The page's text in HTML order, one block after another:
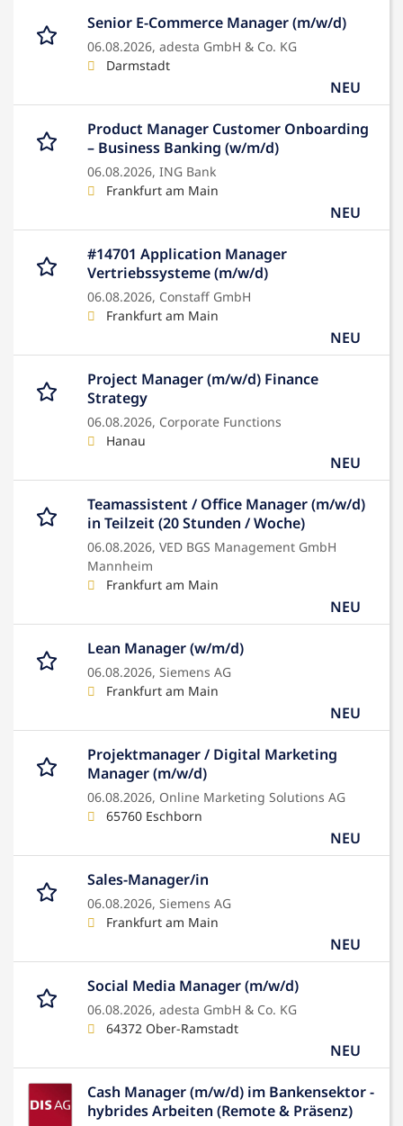
Senior E-Commerce Manager (m/w/d)
06.08.2026, adesta GmbH & Co. KG
Darmstadt
NEU
Product Manager Customer Onboarding
– Business Banking (w/m/d)
06.08.2026, ING Bank
Frankfurt am Main
NEU
#14701 Application Manager
Vertriebssysteme (m/w/d)
06.08.2026, Constaff GmbH
Frankfurt am Main
NEU
Project Manager (m/w/d) Finance
Strategy
06.08.2026, Corporate Functions
Hanau
NEU
Teamassistent / Office Manager (m/w/d)
in Teilzeit (20 Stunden / Woche)
06.08.2026, VED BGS Management GmbH
Mannheim
Frankfurt am Main
NEU
Lean Manager (w/m/d)
06.08.2026, Siemens AG
Frankfurt am Main
NEU
Projektmanager / Digital Marketing
Manager (m/w/d)
06.08.2026, Online Marketing Solutions AG
65760 Eschborn
NEU
Sales-Manager/in
06.08.2026, Siemens AG
Frankfurt am Main
NEU
Social Media Manager (m/w/d)
06.08.2026, adesta GmbH & Co. KG
64372 Ober-Ramstadt
NEU
Cash Manager (m/w/d) im Bankensektor -
hybrides Arbeiten (Remote & Präsenz)